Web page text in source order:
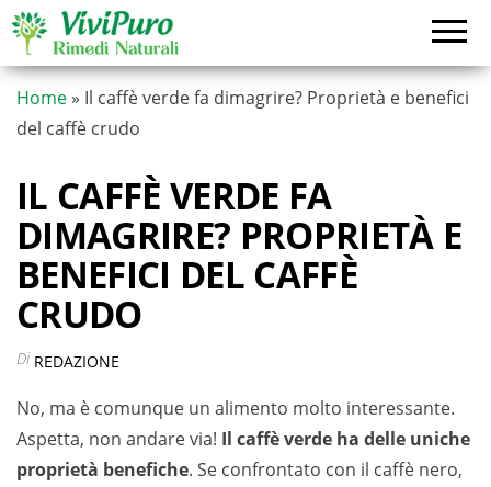
Vai
contenuto
Home » Il caffè verde fa dimagrire? Proprietà e benefici
del caffè crudo
IL CAFFÈ VERDE FA
DIMAGRIRE? PROPRIETÀ E
BENEFICI DEL CAFFÈ
CRUDO
Di REDAZIONE
No, ma è comunque un alimento molto interessante.
Aspetta, non andare via! Il caffè verde ha delle uniche
proprietà benefiche. Se confrontato con il caffè nero,